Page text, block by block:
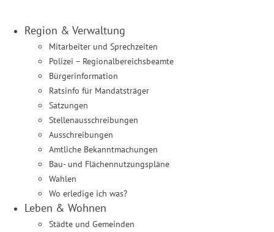
Region & Verwaltung
Mitarbeiter und Sprechzeiten
Polizei – Regionalbereichsbeamte
Bürgerinformation
Ratsinfo für Mandatsträger
Satzungen
Stellenausschreibungen
Ausschreibungen
Amtliche Bekanntmachungen
Bau- und Flächennutzungspläne
Wahlen
Wo erledige ich was?
Leben & Wohnen
Städte und Gemeinden